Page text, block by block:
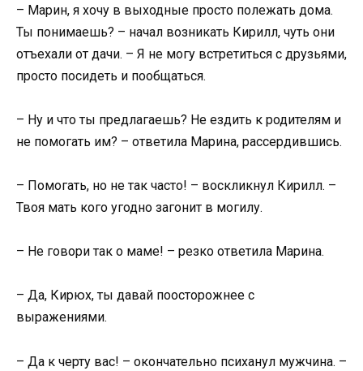
– Марин, я хочу в выходные просто полежать дома.
Ты понимаешь? – начал возникать Кирилл, чуть они
отъехали от дачи. – Я не могу встретиться с друзьями,
просто посидеть и пообщаться.
– Ну и что ты предлагаешь? Не ездить к родителям и
не помогать им? – ответила Марина, рассердившись.
– Помогать, но не так часто! – воскликнул Кирилл. –
Твоя мать кого угодно загонит в могилу.
– Не говори так о маме! – резко ответила Марина.
– Да, Кирюх, ты давай поосторожнее с
выражениями.
– Да к черту вас! – окончательно психанул мужчина. –